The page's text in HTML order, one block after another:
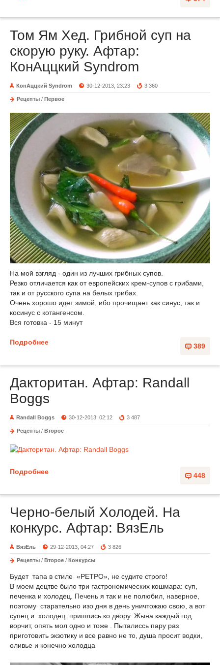
Том Ям Хед. Грибной суп на
скорую руку. Афтар:
КонАццкий Syndrom
КонАццкий Syndrom 30-12-2013, 23:23 3 360
Рецепты / Первое
На мой взгляд - один из лучших грибных супов.
Резко отличается как от европейских крем-супов с грибами,
так и от русского супа на белых грибах.
Очень хорошо идет зимой, ибо прочищает как синус, так и
косинус с котангенсом.
Вся готовка - 15 минут
389
Подробнее
Дакторитан. Афтар: Randall
Boggs
Randall Boggs 30-12-2013, 02:12 3 487
Рецепты / Второе
448
Подробнее
Черно-белый Холодей. На
конкурс. Афтар: ВязЕль
ВязЕль 29-12-2013, 04:27 3 826
Рецепты / Второе / Конкурсы
Будет тапа в стиле «РЕТРО», не судите строго!
В моем децтве было три гастрономических кошмара: суп,
печенка и холодец. Печень я так и не полюбил, наверное,
поэтому старательно изо дня в день уничтожаю свою, а вот
супец и холодец пришлись ко двору. Жына каждый год
ворчит, опять мол одно и тоже . Пыталиссь пару раз
приготовить экзотику и все равно не то, душа просит водки,
оливье и конечно холодца